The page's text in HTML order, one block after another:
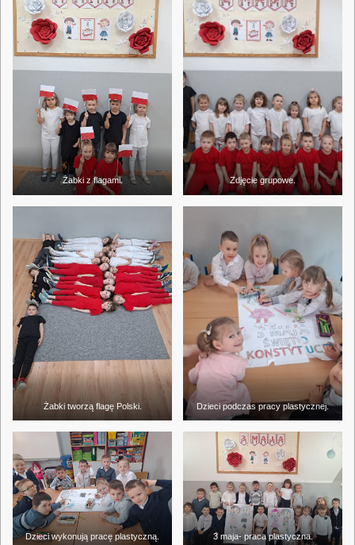
Żabki z flagami. Zdjęcie grupowe.
Żabki tworzą flagę Polski. Dzieci podczas pracy plastycznej.
Dzieci wykonują pracę plastyczną. 3 maja- praca plastyczna.